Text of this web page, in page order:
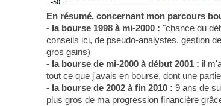
En résumé, concernant mon parcours
- la bourse 1998 à mi-2000 : "chance du
conseils ici, de pseudo-analystes, gestion
gros gains)
- la bourse de mi-2000 à début 2001 : il
tout ce que j'avais en bourse, dont une
- la bourse de 2002 à fin 2010 : 9 ans de
plus gros de ma progression financière